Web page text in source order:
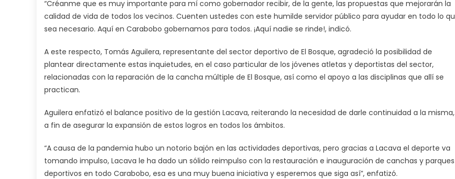
“Créanme que es muy importante para mí como gobernador recibir, de la gente, las propuestas que mejorarán la
calidad de vida de todos los vecinos. Cuenten ustedes con este humilde servidor público para ayudar en todo lo
sea necesario. Aquí en Carabobo gobernamos para todos. ¡Aquí nadie se rinde!, indicó.
A este respecto, Tomás Aguilera, representante del sector deportivo de El Bosque, agradeció la posibilidad de
plantear directamente estas inquietudes, en el caso particular de los jóvenes atletas y deportistas del sector,
relacionadas con la reparación de la cancha múltiple de El Bosque, así como el apoyo a las disciplinas que allí se
practican.
Aguilera enfatizó el balance positivo de la gestión Lacava, reiterando la necesidad de darle continuidad a la misma,
a fin de asegurar la expansión de estos logros en todos los ámbitos.
“A causa de la pandemia hubo un notorio bajón en las actividades deportivas, pero gracias a Lacava el deporte va
tomando impulso, Lacava le ha dado un sólido reimpulso con la restauración e inauguración de canchas y parques
deportivos en todo Carabobo, esa es una muy buena iniciativa y esperemos que siga así”, enfatizó.